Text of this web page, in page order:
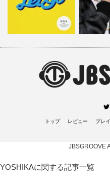
トップ レビュー プレ
JBSGROOVE
YOSHIKAに関する記事一覧